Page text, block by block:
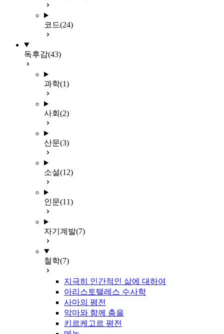
코드(24)
독후감(43)
과학(1)
사회 (2)
산문(3)
소설(12)
인문(11)
자기계발(7)
철학(7)
지극히 인간적인 삶에 대하여
아리스토텔레스 수사학
사마의 평전
악마와 함께 춤을
키르케고르 평전